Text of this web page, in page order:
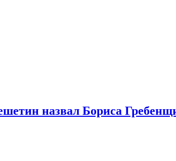
назвал Бориса